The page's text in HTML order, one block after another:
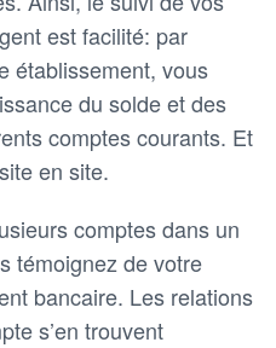
est facilité: par
établissement, vous
du solde et des
comptes courants. Et
en site.
comptes dans un
témoignez de votre
bancaire. Les relations
s’en trouvent